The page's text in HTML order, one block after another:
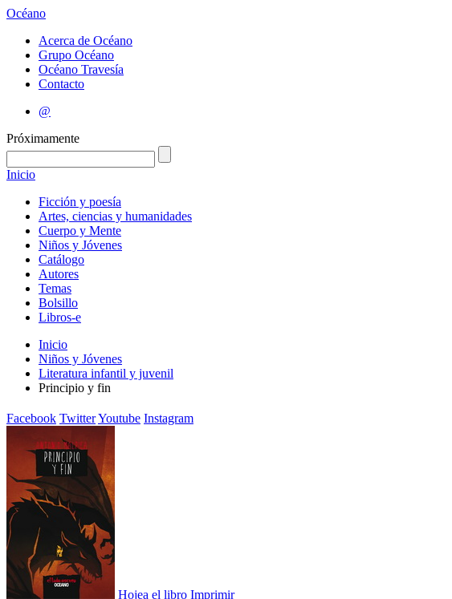
Océano
Acerca de Océano
Grupo Océano
Océano Travesía
Contacto
@
Próximamente
Inicio
Ficción y poesía
Artes, ciencias y humanidades
Cuerpo y Mente
Niños y Jóvenes
Catálogo
Autores
Temas
Bolsillo
Libros-e
Inicio
Niños y Jóvenes
Literatura infantil y juvenil
Principio y fin
Facebook TwitterYoutube Instagram
Hojea el libro Imprimir